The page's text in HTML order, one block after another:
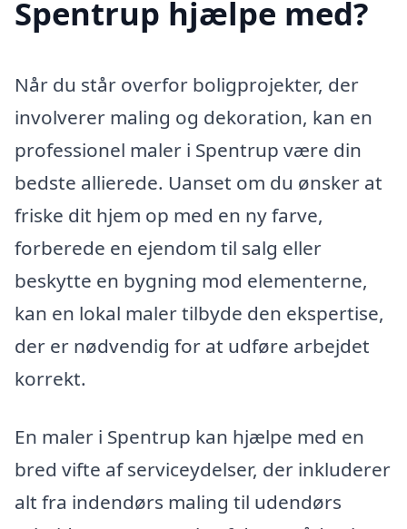
Spentrup hjælpe med?
Når du står overfor boligprojekter, der
involverer maling og dekoration, kan en
professionel maler i Spentrup være din
bedste allierede. Uanset om du ønsker at
friske dit hjem op med en ny farve,
forberede en ejendom til salg eller
beskytte en bygning mod elementerne,
kan en lokal maler tilbyde den ekspertise,
der er nødvendig for at udføre arbejdet
korrekt.
En maler i Spentrup kan hjælpe med en
bred vifte af serviceydelser, der inkluderer
alt fra indendørs maling til udendørs